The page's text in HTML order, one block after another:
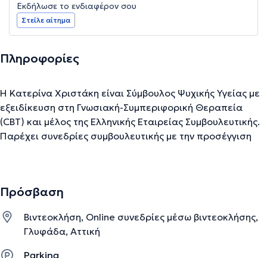
Εκδήλωσε το ενδιαφέρον σου
Στείλε αίτημα
Πληροφορίες
Η Κατερίνα Χριστάκη είναι Σύμβουλος Ψυχικής Υγείας με
εξειδίκευση στη Γνωσιακή-Συμπεριφορική Θεραπεία
(CBT) και μέλος της Ελληνικής Εταιρείας Συμβουλευτικής.
Παρέχει συνεδρίες συμβουλευτικής με την προσέγγιση
στη Γνωσιακή-Συμπεριφορική Θεραπεία με Δεξιότητες
with Counselling Skills”από το University of Essex.
Πρόσβαση
Βιντεοκλήση, Online συνεδρίες μέσω βιντεοκλήσης,
Γλυφάδα, Αττική
Parking